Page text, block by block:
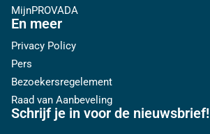
MijnPROVADA
En meer
Privacy Policy
Pers
Bezoekersregelement
Raad van Aanbeveling
Schrijf je in voor de nieuwsbrief!